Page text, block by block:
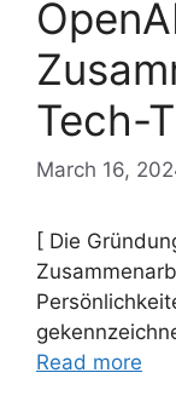
Tech-
March 16,
[ Die
Read more